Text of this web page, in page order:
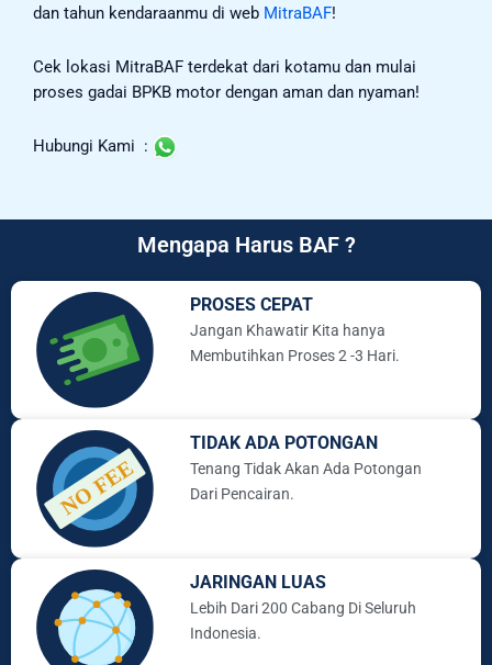
dan tahun kendaraanmu di web MitraBAF!
Cek lokasi MitraBAF terdekat dari kotamu dan mulai
proses gadai BPKB motor dengan aman dan nyaman!
Hubungi Kami :
Mengapa Harus BAF ?
PROSES CEPAT
Jangan Khawatir Kita hanya
Membutihkan Proses 2 -3 Hari.
TIDAK ADA POTONGAN
Tenang Tidak Akan Ada Potongan
Dari Pencairan.
JARINGAN LUAS
Lebih Dari 200 Cabang Di Seluruh
Indonesia.